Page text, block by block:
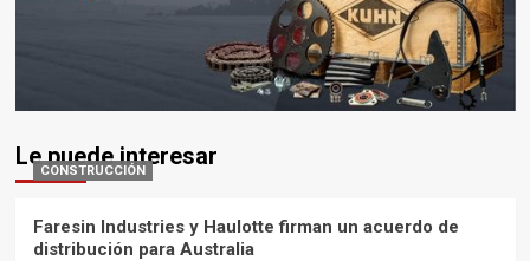
Le puede interesar
CONSTRUCCIÓN
Faresin Industries y Haulotte firman un acuerdo de
distribución para Australia